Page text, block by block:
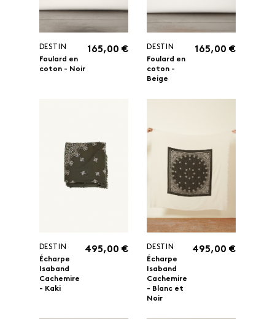
DESTIN
Foulard en
coton - Noir
165,00 €
DESTIN
Foulard en
coton -
Beige
165,00 €
DESTIN
Écharpe
Isaband
Cachemire
- Kaki
495,00 €
DESTIN
Écharpe
Isaband
Cachemire
- Blanc et
Noir
495,00 €